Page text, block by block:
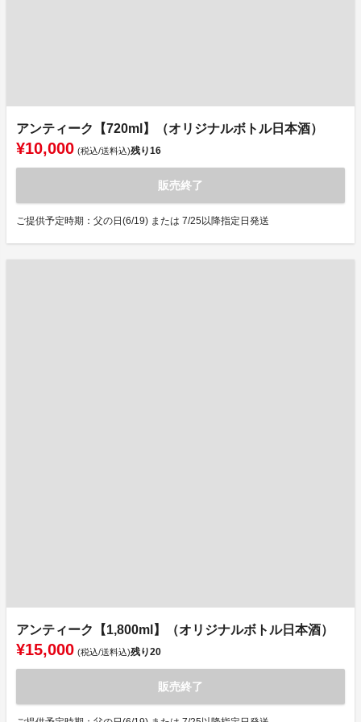
アンティーク【720ml】（オリジナルボトル日本酒）
¥10,000 (税込/送料込)残り16
販売終了
ご提供予定時期：父の日(6/19) または 7/25以降指定日発送
アンティーク【1,800ml】（オリジナルボトル日本酒）
¥15,000 (税込/送料込)残り20
販売終了